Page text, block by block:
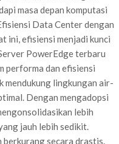
masa depan komputasi
Data Center dengan
ini, efisiensi menjadi kunci
PowerEdge terbaru
performa dan efisiensi
mendukung lingkungan air-
Dengan mengadopsi
lebih
jauh lebih sedikit.
berkurang secara drastis.